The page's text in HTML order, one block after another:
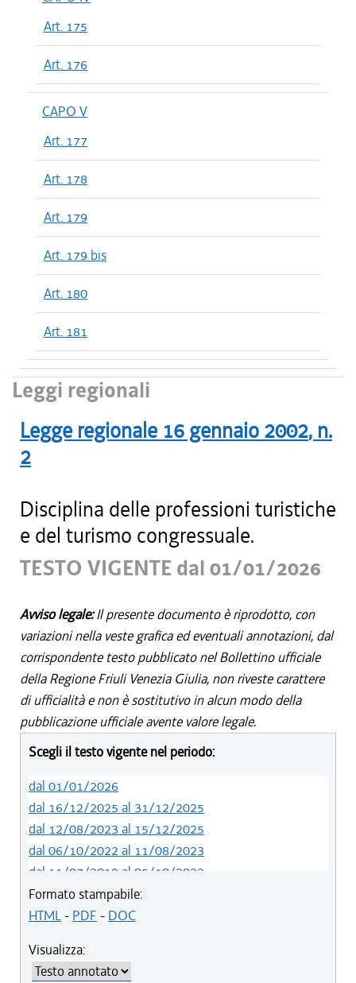
Art. 175
Art. 176
CAPO V
Art. 177
Art. 178
Art. 179
Art. 179 bis
Art. 180
Art. 181
Leggi regionali
Legge regionale 16 gennaio 2002, n.
2
Disciplina delle professioni turistiche
e del turismo congressuale.
TESTO VIGENTE dal 01/01/2026
Avviso legale:Il presente documento è riprodotto, con
variazioni nella veste grafica ed eventuali annotazioni, dal
corrispondente testo pubblicato nel Bollettino ufficiale
della Regione Friuli Venezia Giulia, non riveste carattere
di ufficialità e non è sostitutivo in alcun modo della
pubblicazione ufficiale avente valore legale.
Scegli il testo vigente nel periodo:
dal 01/01/2026
dal 16/12/2025 al 31/12/2025
dal 12/08/2023 al 15/12/2025
dal 06/10/2022 al 11/08/2023
dal 11/07/2019 al 05/10/2022
dal 01/05/2019 al 10/07/2019
dal 12/04/2018 al 30/04/2019
dal 01/01/2018 al 28/03/2018
dal 09/11/2017 al 31/12/2017
Formato stampabile:
HTML- PDF - DOC
Visualizza: